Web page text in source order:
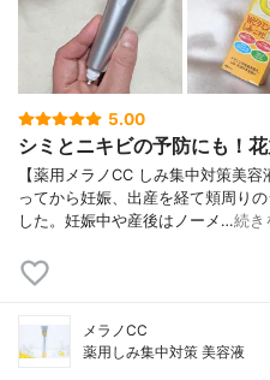
5.00
シミとニキビの予防にも！
【薬用メラノCC しみ集中対策美
ってから妊娠、出産を経て頬周り
した。妊娠中や産後はノーメ…続き
メラノCC
薬用しみ集中対策 美容液